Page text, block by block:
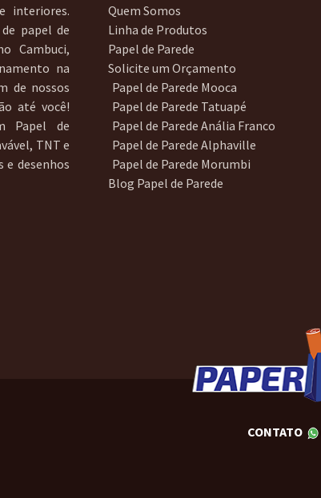
interiores.
papel de
Cambuci,
na
de nossos
até você!
Papel de
TNT e
e desenhos
Quem Somos
Linha de Produtos
Papel de Parede
Solicite um Orçamento
Papel de Parede Mooca
Papel de Parede Tatuapé
Papel de Parede Anália Franco
Papel de Parede Alphaville
Papel de Parede Morumbi
Blog Papel de Parede
CONTATO